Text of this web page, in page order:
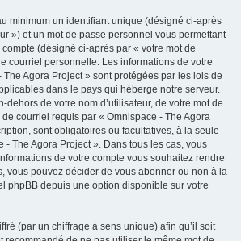
minimum un identifiant unique (désigné ci-après
») et un mot de passe personnel vous permettant
(désigné ci-après par « votre mot de
courriel personnelle. Les informations de votre
Agora Project » sont protégées par les lois de
dans le pays qui héberge notre serveur.
dehors de votre nom d’utilisateur, de votre mot de
courriel requis par « Omnispace - The Agora
sont obligatoires ou facultatives, à la seule
- The Agora Project ». Dans tous les cas, vous
de votre compte vous souhaitez rendre
vous pouvez décider de vous abonner ou non à la
phpBB depuis une option disponible sur votre
(par un chiffrage à sens unique) afin qu’il soit